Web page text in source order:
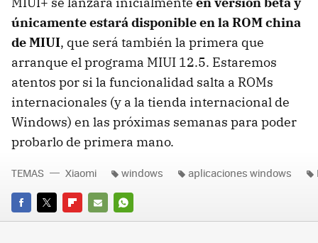
únicamente estará disponible en la ROM china
de MIUI, que será también la primera que
arranque el programa MIUI 12.5. Estaremos
atentos por si la funcionalidad salta a ROMs
internacionales (y a la tienda internacional de
Windows) en las próximas semanas para poder
probarlo de primera mano.
FACEBOOK
TWITTERFLIPBOARD
E-
WHATSAPP
TEMAS Xiaomi windows aplicaciones windows